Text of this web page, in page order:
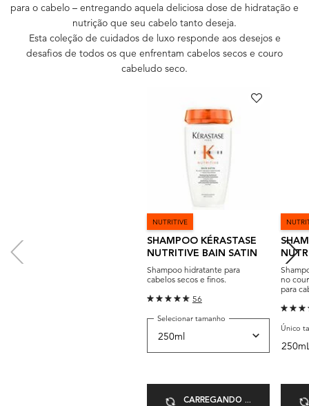
para o cabelo – entregando aquela deliciosa dose de hidratação e
nutrição que seu cabelo tanto deseja.
Esta coleção de cuidados de luxo responde aos desejos e
desafios de todos os que enfrentam cabelos secos e couro
cabeludo seco.
NUTRITIVE
SHAMPOO KÉRASTASE
NUTRITIVE BAIN SATIN
Shampoo hidratante para
cabelos secos e finos.
56
Selecionar tamanho
CARREGANDO ...
no
para
Único